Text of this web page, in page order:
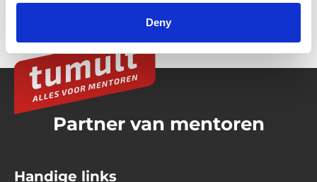
Deny
Partner van mentoren
Handige links